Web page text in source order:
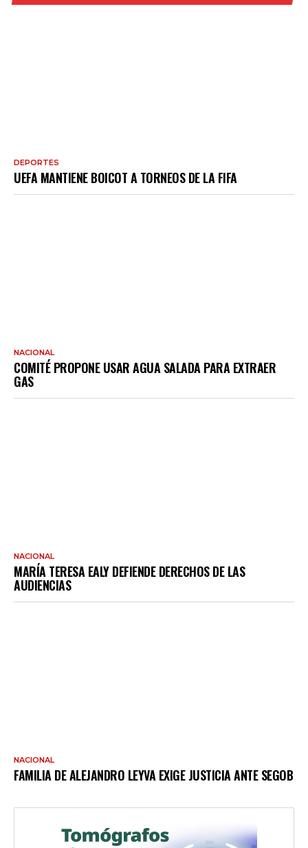
DEPORTES
UEFA MANTIENE BOICOT A TORNEOS DE LA FIFA
NACIONAL
COMITÉ PROPONE USAR AGUA SALADA PARA EXTRAER
GAS
NACIONAL
MARÍA TERESA EALY DEFIENDE DERECHOS DE LAS
AUDIENCIAS
NACIONAL
FAMILIA DE ALEJANDRO LEYVA EXIGE JUSTICIA ANTE SEGOB